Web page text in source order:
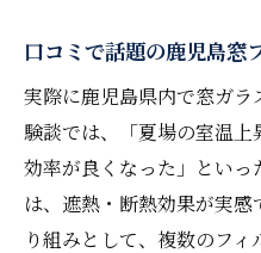
口コミで話題の鹿児島窓
実際に鹿児島県内で窓ガ
験談では、「夏場の室温
効率が良くなった」とい
は、遮熱・断熱効果が実
り組みとして、複数のフ